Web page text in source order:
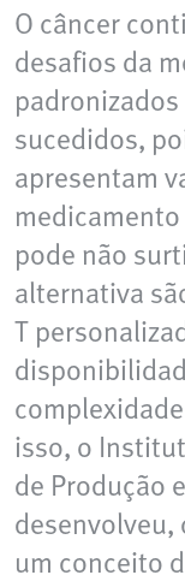
O câncer
desafios da
sucedidos,
apresentam
pode não
alternativa
T
isso, o
de Produção
desenvolveu,
um conceito